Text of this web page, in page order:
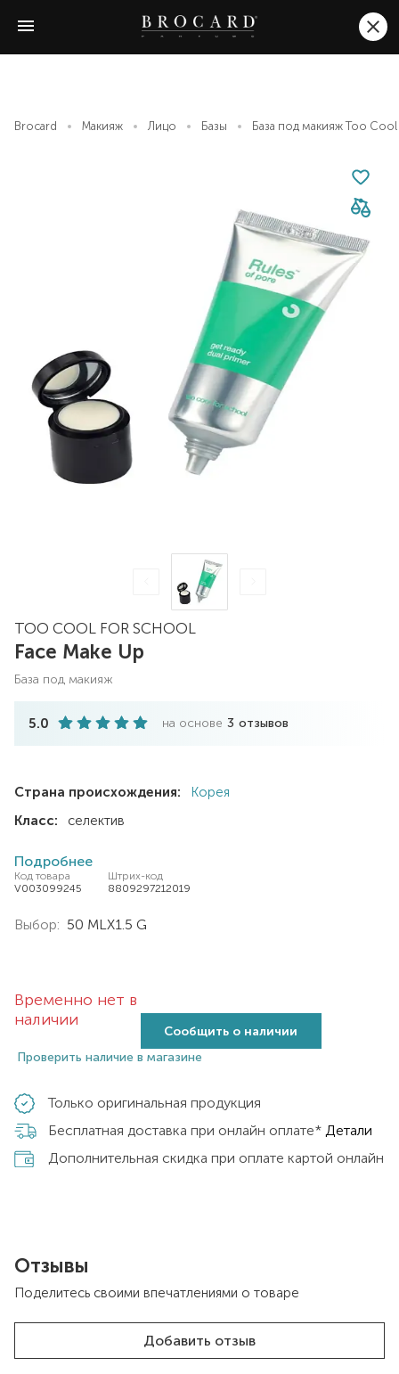
Brocard Макияж Лицо Базы База под макияж Too
TOO COOL FOR SCHOOL
Face Make Up
база под макияж
5.0 на основе 3 отзывов
Страна происхождения:
Корея
Класс:
селектив
Подробнее
Код товара
V003099245
Штрих-код
8809297212019
Выбор: 50 MLX1.5 G
Временно нет в
наличии
Сообщить о наличии
Проверить наличие в магазине
Только оригинальная продукция
Бесплатная доставка при онлайн оплате* Детали
Дополнительная скидка при оплате картой онлайн
Отзывы
Поделитесь своими впечатлениями о товаре
Добавить отзыв